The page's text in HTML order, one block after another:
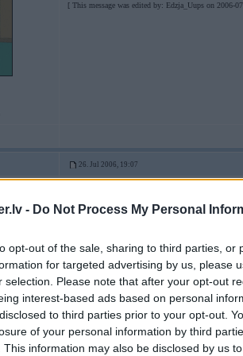
- Do Not Process My Personal
opt-out of the sale, sharing to third parties, or
for targeted advertising by us, please
selection. Please note that after your opt-out
interest-based ads based on personal
to third parties prior to your opt-out.
of your personal information by third
This information may also be disclosed by us
[ This message was edited by: Edzja_Uups on 2006-
26. Jul 2006, 19:07
2006-07-26 18:46, Edzja_Uups rakstīja:
es ari izdariju, ka tur bij raxtiits.
ai, nu labi, noskaidroshu citur, tik tad kaada
-----------------
www.bmwpowerty.lv